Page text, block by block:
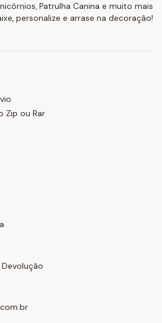
Patrulha Canina e muito mais
personalize e arrase na decoração!
Zip ou Rar